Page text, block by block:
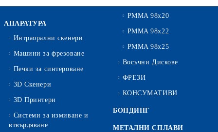
АПАРАТУРА
Интраорални скенери
Машини за фрезоване
Печки за синтероване
3D Скенери
3D Принтери
Системи за измиване и
втвърдяване
PMMA 98x20
PMMA 98x22
PMMA 98x25
Восъчни Дискове
ФРЕЗИ
КОНСУМАТИВИ
БОНДИНГ
МЕТАЛНИ СПЛАВИ